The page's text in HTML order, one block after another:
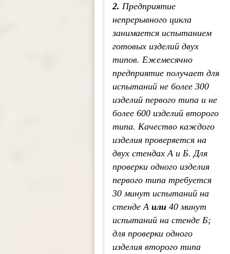
2. Предприятие
непрерывного цикла
занимается испытанием
готовых изделий двух
типов. Ежемесячно
предприятие получает для
испытаний не более 300
изделий первого типа и не
более 600 изделий второго
типа. Качество каждого
изделия проверяется на
двух стендах А и Б. Для
проверки одного изделия
первого типа требуется
30 минут испытаний на
стенде Аили 40 минут
испытаний на стенде Б;
для проверки одного
изделия второго типа